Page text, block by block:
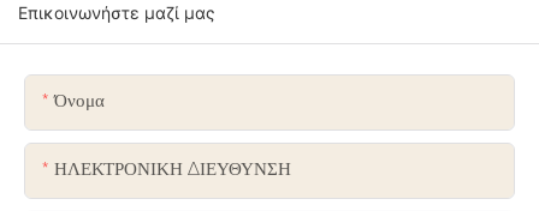
Επικοινωνήστε μαζί μας
Όνομα
ΗΛΕΚΤΡΟΝΙΚΗ ΔΙΕΥΘΥΝΣΗ